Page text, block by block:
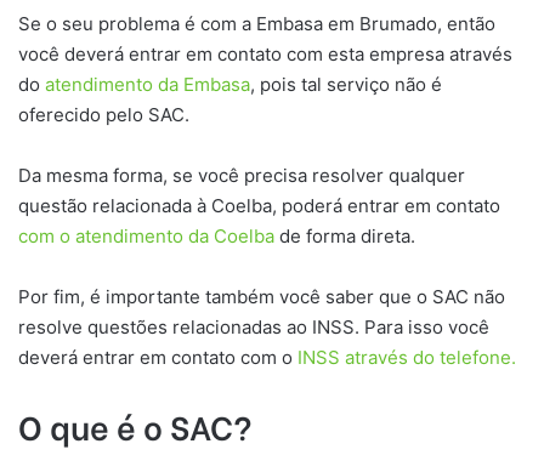
Se o seu problema é com a Embasa em Brumado, então
você deverá entrar em contato com esta empresa através
do atendimento da Embasa, pois tal serviço não é
oferecido pelo SAC.
Da mesma forma, se você precisa resolver qualquer
questão relacionada à Coelba, poderá entrar em contato
com o atendimento da Coelba de forma direta.
Por fim, é importante também você saber que o SAC não
resolve questões relacionadas ao INSS. Para isso você
deverá entrar em contato com o INSS através do telefone.
O que é o SAC?